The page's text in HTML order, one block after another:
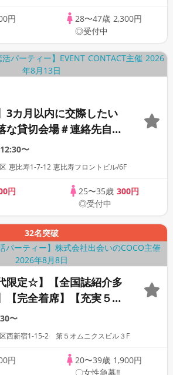
円
28〜47歳 2,300円
◎受付中
3カ月以内に交際したい
な貸切会場＃連絡先自由
12:30〜
開催地住所：東京都渋谷区 恵比寿1-7-12 恵比寿フロントビル/6F
円
25〜35歳 300円
◎受付中
32名突破
限定☆】【全国誌紹介多
【完全着席】【充実５品
ス・豊富なアルコール
コン限定プリン】【ドラ
〜
西新宿1-15-2 第５オムニクスビル３F
円
20〜39歳 1,900円
〇女性急募‼